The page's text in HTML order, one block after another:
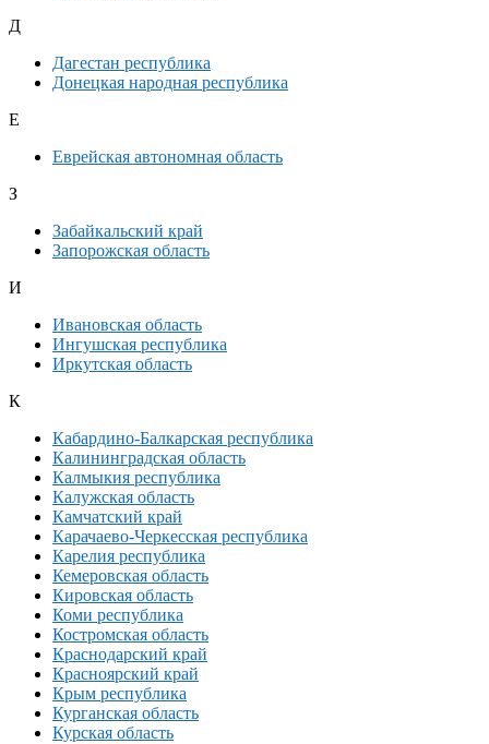
Д
Дагестан республика
Донецкая народная республика
Е
Еврейская автономная область
З
Забайкальский край
Запорожская область
И
Ивановская область
Ингушская республика
Иркутская область
К
Кабардино-Балкарская республика
Калининградская область
Калмыкия республика
Калужская область
Камчатский край
Карачаево-Черкесская республика
Карелия республика
Кемеровская область
Кировская область
Коми республика
Костромская область
Краснодарский край
Красноярский край
Крым республика
Курганская область
Курская область